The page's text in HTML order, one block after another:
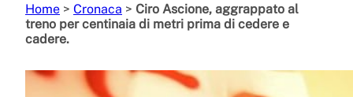
Home > Cronaca > Ciro Ascione, aggrappato al
treno per centinaia di metri prima di cedere e
cadere.